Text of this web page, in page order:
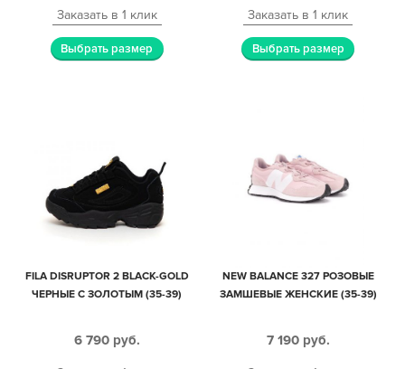
Заказать в 1 клик
Выбрать размер
Заказать в 1 клик
Выбрать размер
FILA DISRUPTOR 2 BLACK-GOLD
ЧЕРНЫЕ С ЗОЛОТЫМ (35-39)
6 790 руб.
NEW BALANCE 327 РОЗОВЫЕ
ЗАМШЕВЫЕ ЖЕНСКИЕ (35-39)
7 190 руб.